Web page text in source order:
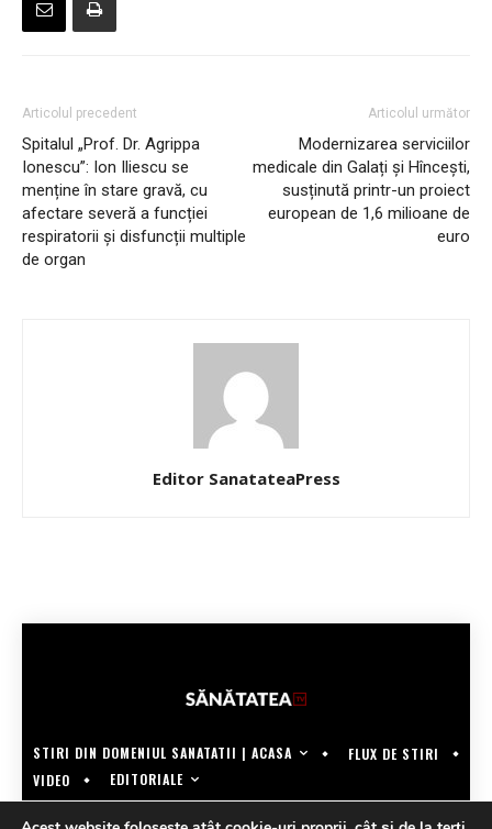
Articolul precedent
Spitalul „Prof. Dr. Agrippa
Ionescu”: Ion Iliescu se
menține în stare gravă, cu
afectare severă a funcției
respiratorii și disfuncții multiple
de organ
Articolul următor
Modernizarea serviciilor
medicale din Galați și Hîncești,
susținută printr-un proiect
european de 1,6 milioane de
euro
Editor SanatateaPress
STIRI DIN DOMENIUL SANATATII | ACASA
FLUX DE STIRI
VIDEO
EDITORIALE